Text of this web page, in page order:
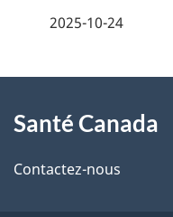
i
l
2025-10-24
propos
de
Santé Canada
Contactez-nous